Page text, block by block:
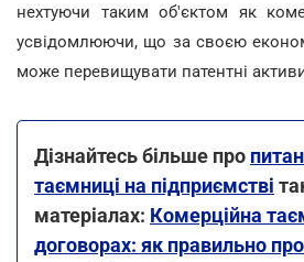
нехтуючи таким об'єктом як
усвідомлюючи, що за своєю
може перевищувати патентні
Дізнайтесь більше про
таємниці на підприємстві
матеріалах: Комерційна
договорах: як правильно